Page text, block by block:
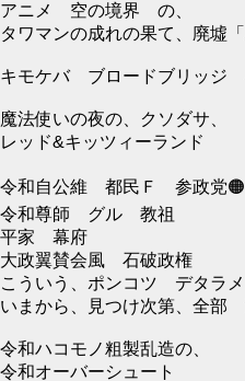
アニメ 空の境界 の、
タワマンの成れの果て、廃墟「
キモケバ ブロードブリッジ
魔法使いの夜の、クソダサ、
レッド&キッツィーランド
令和自公維 都民Ｆ 参政党
令和尊師 グル 教祖
平家 幕府
大政翼賛会風 石破政権
こういう、ポンコツ デタラ
いまから、見つけ次第、全部
令和ハコモノ粗製乱造の、
令和オーバーシュート